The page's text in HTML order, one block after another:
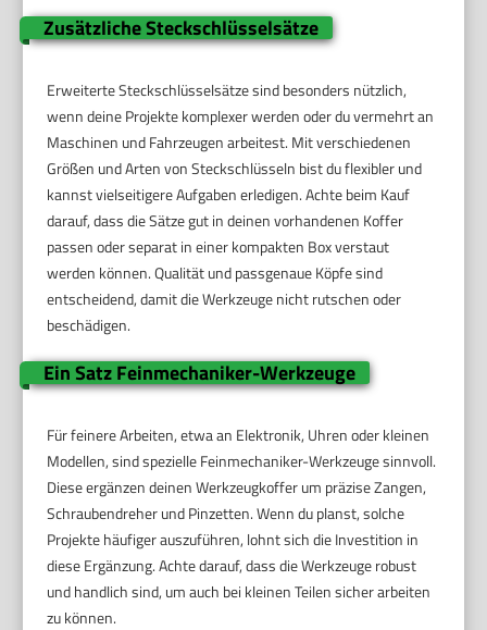
Zusätzliche Steckschlüsselsätze
Erweiterte Steckschlüsselsätze sind besonders nützlich,
wenn deine Projekte komplexer werden oder du vermehrt an
Maschinen und Fahrzeugen arbeitest. Mit verschiedenen
Größen und Arten von Steckschlüsseln bist du flexibler und
kannst vielseitigere Aufgaben erledigen. Achte beim Kauf
darauf, dass die Sätze gut in deinen vorhandenen Koffer
passen oder separat in einer kompakten Box verstaut
werden können. Qualität und passgenaue Köpfe sind
entscheidend, damit die Werkzeuge nicht rutschen oder
beschädigen.
Ein Satz Feinmechaniker-Werkzeuge
Für feinere Arbeiten, etwa an Elektronik, Uhren oder kleinen
Modellen, sind spezielle Feinmechaniker-Werkzeuge sinnvoll.
Diese ergänzen deinen Werkzeugkoffer um präzise Zangen,
Schraubendreher und Pinzetten. Wenn du planst, solche
Projekte häufiger auszuführen, lohnt sich die Investition in
diese Ergänzung. Achte darauf, dass die Werkzeuge robust
und handlich sind, um auch bei kleinen Teilen sicher arbeiten
zu können.